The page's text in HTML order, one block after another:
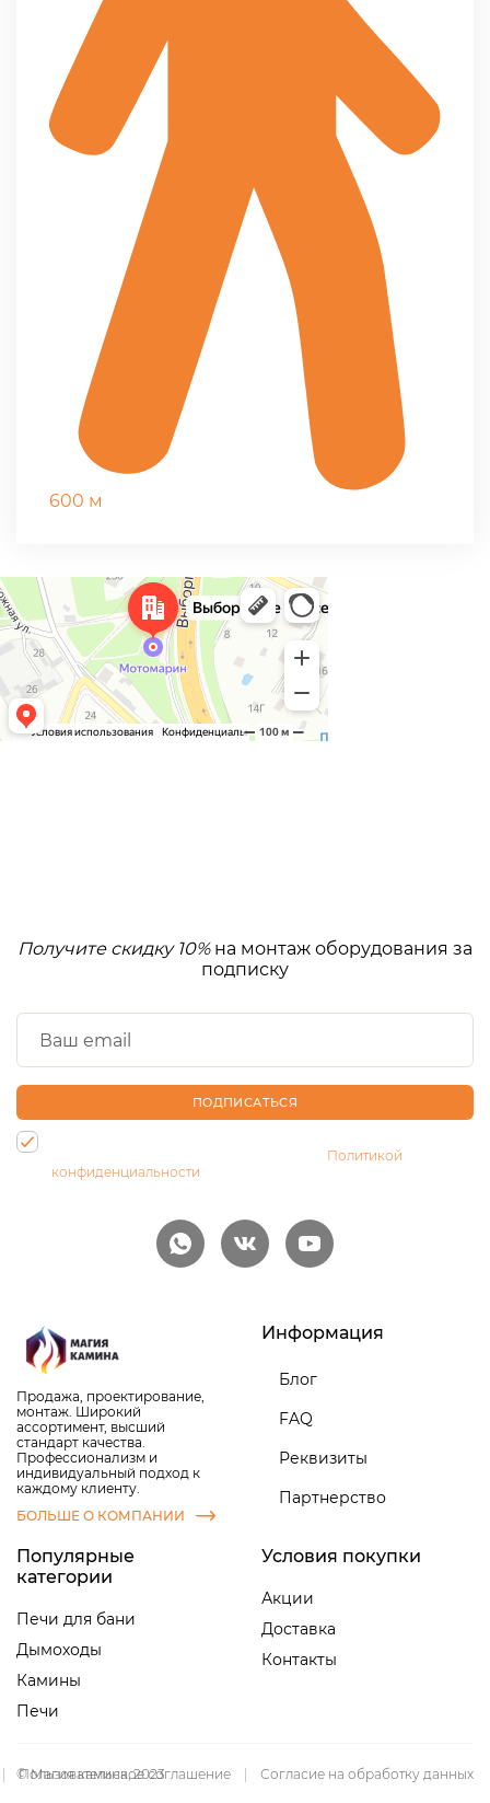
600 м
Получите скидку 10%на монтаж оборудования за
подписку
ПОДПИСАТЬСЯ
Политикой
конфиденциальности
Продажа, проектирование,
монтаж. Широкий
ассортимент, высший
стандарт качества.
Профессионализм и
индивидуальный подход к
каждому клиенту.
БОЛЬШЕ О КОМПАНИИ
Информация
Блог
FAQ
Реквизиты
Партнерство
Популярные
категории
Печи для бани
Дымоходы
Камины
Печи
Условия покупки
Акции
Доставка
Контакты
© Магия камина, 2023
Пользовательское соглашение Согласие на обработку данных